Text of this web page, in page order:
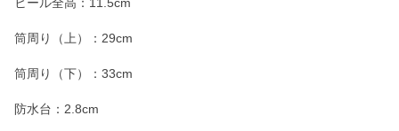
筒周り（上）：29cm
筒周り（下）：33cm
防水台：2.8cm